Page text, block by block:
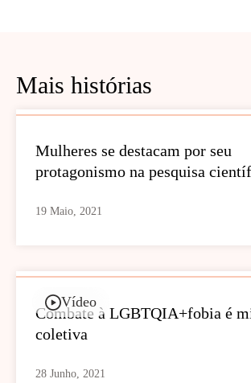
Mais histórias
Mulheres se destacam por seu
protagonismo na pesquisa
19 Maio, 2021
Vídeo
Combate à LGBTQIA+fobia é
coletiva
28 Junho, 2021